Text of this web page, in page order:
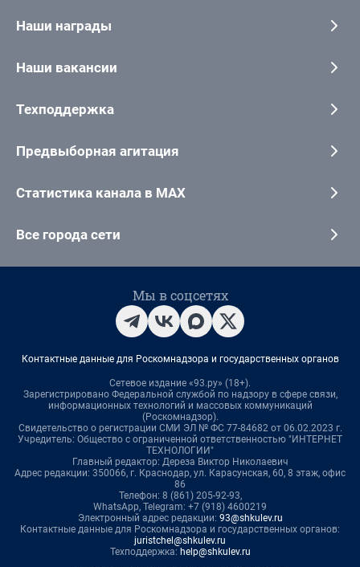
Наши награды
Наши вакансии
Техподдержка
Предвыборная агитация
Статистика канала в MAX
Все города сети
Мы в соцсетях
Контактные данные для Роскомнадзора и государственных органов
Сетевое издание «93.ру» (18+).
Зарегистрировано Федеральной службой по надзору в сфере связи,
информационных технологий и массовых коммуникаций
(Роскомнадзор).
Свидетельство о регистрации СМИ ЭЛ № ФС 77-84682 от 06.02.2023 г.
Учредитель: Общество с ограниченной ответственностью "ИНТЕРНЕТ
ТЕХНОЛОГИИ"
Главный редактор: Дереза Виктор Николаевич
Адрес редакции: 350066, г. Краснодар, ул. Карасунская, 60, 8 этаж, офис
86
Телефон: 8 (861) 205-92-93,
WhatsApp, Telegram: +7 (918) 4600219
Электронный адрес редакции: 93@shkulev.ru
Контактные данные для Роскомнадзора и государственных органов:
juristchel@shkulev.ru
Техподдержка: help@shkulev.ru